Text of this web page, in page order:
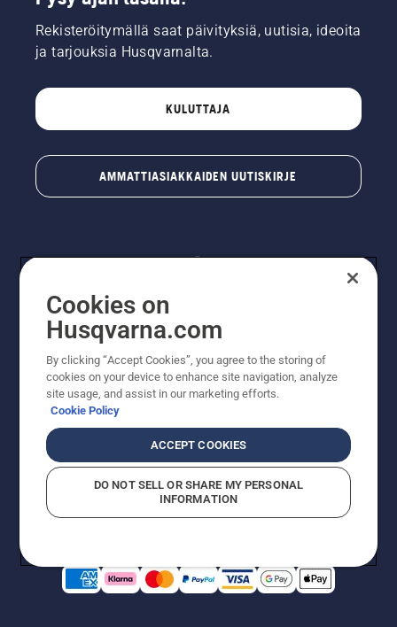
Rekisteröitymällä saat päivityksiä, uutisia, ideoita
ja tarjouksia Husqvarnalta.
KULUTTAJA
AMMATTIASIAKKAIDEN UUTISKIRJE
© Husqvarna AB (publ). Kaikki oikeudet pidätetään.
Hinnat ovat suositushintoja. Varaamme oikeudet
hintamuutoksiin, kirjoitus- ja sisältövirheisiin. Sivusto
pyritään pitämään mahdollisimman ajantasaisena ja
suositushintoja (sis. alv), ellei tuotetta voi ostaa
suoraan verkkosivustoltamme.
EvästekäytäntöKäyttöehdotTietosuojailmoitusTiedot
Epäillyistä rikkomuksista ilmoittaminen
Cookies on
Husqvarna.com
By clicking “Accept Cookies”, you agree to the storing of
cookies on your device to enhance site navigation, analyze
site usage, and assist in our marketing efforts.
Cookie Policy
ACCEPT COOKIES
DO NOT SELL OR SHARE MY PERSONAL
INFORMATION